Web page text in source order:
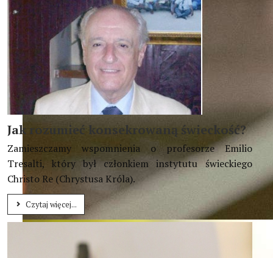
Dziś świat was potrzebuje, was ? żyjących wśród świata,
Jak rozumieć konsekrowaną świeckość?
Zamieszczamy wspomnienia o profesorze Emilio
Tresalti, który był członkiem instytutu świeckiego
Christo Re (Chrystusa Króla).
Czytaj więcej...